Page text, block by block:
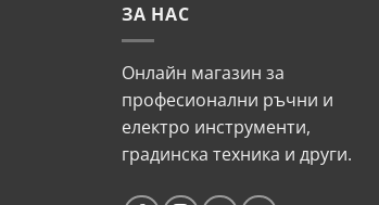
ЗА НАС
Онлайн магазин за
професионални ръчни и
електро инструменти,
градинска техника и други.